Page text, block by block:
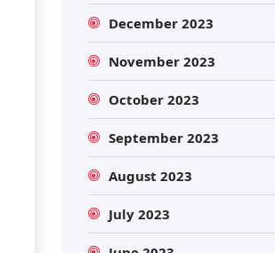
December 2023
November 2023
October 2023
September 2023
August 2023
July 2023